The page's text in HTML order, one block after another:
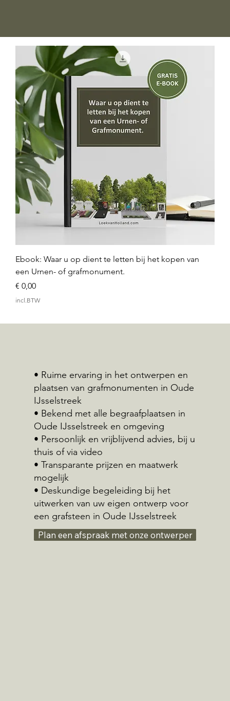
Ebook: Waar u op dient te letten bij het kopen van
een Urnen- of grafmonument.
Prijs
€ 0,00
incl.BTW
• Ruime ervaring in het ontwerpen en
plaatsen van grafmonumenten in Oude
IJsselstreek
• Bekend met alle begraafplaatsen in
Oude IJsselstreek en omgeving
• Persoonlijk en vrijblijvend advies, bij u
thuis of via video
• Transparante prijzen en maatwerk
mogelijk
• Deskundige begeleiding bij het
uitwerken van uw eigen ontwerp voor
een grafsteen in Oude IJsselstreek
Plan een afspraak met onze ontwerper